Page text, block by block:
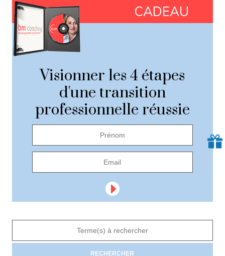
CADEAU
Visionner les 4 étapes
d'une transition
professionnelle réussie